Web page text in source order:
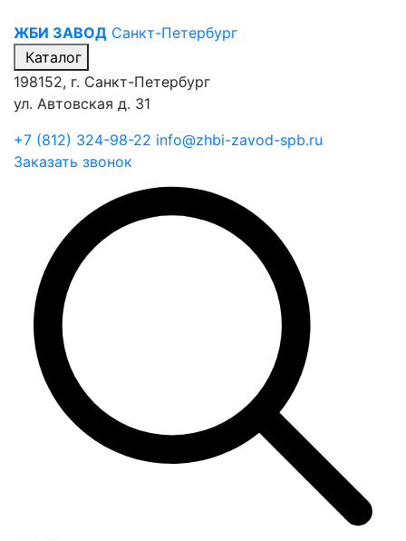
ЖБИ ЗАВОД Санкт-Петербург
Каталог
198152, г. Санкт-Петербург
ул. Автовская д. 31
+7 (812) 324-98-22 info@zhbi-zavod-spb.ru
Заказать звонок